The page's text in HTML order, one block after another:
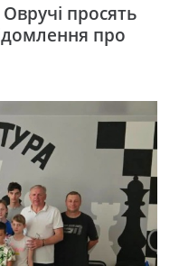
просять
про